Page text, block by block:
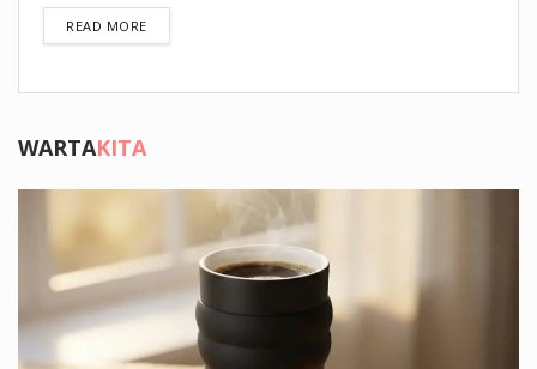
READ MOREDETAILS
WARTAKITA